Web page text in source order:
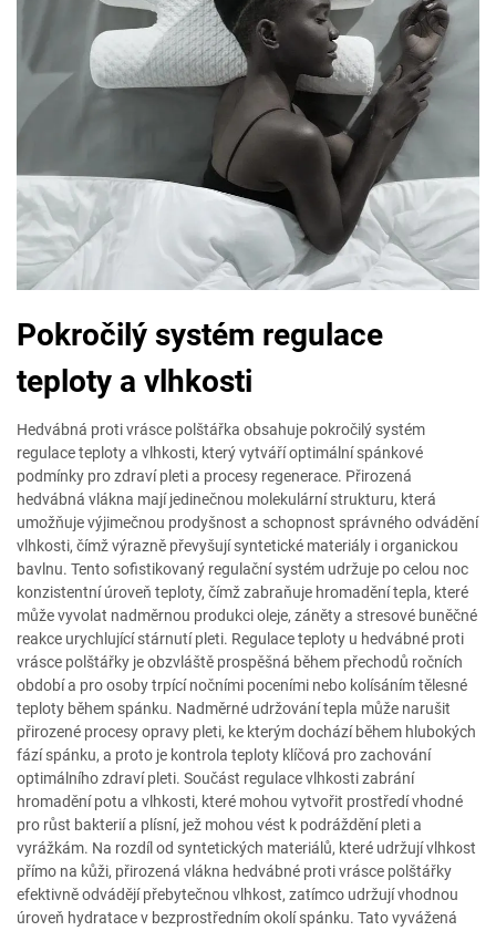
Pokročilý systém regulace
teploty a vlhkosti
Hedvábná proti vrásce polštářka obsahuje pokročilý systém
regulace teploty a vlhkosti, který vytváří optimální spánkové
podmínky pro zdraví pleti a procesy regenerace. Přirozená
hedvábná vlákna mají jedinečnou molekulární strukturu, která
umožňuje výjimečnou prodyšnost a schopnost správného odvádění
vlhkosti, čímž výrazně převyšují syntetické materiály i organickou
bavlnu. Tento sofistikovaný regulační systém udržuje po celou noc
konzistentní úroveň teploty, čímž zabraňuje hromadění tepla, které
může vyvolat nadměrnou produkci oleje, záněty a stresové buněčné
reakce urychlující stárnutí pleti. Regulace teploty u hedvábné proti
vrásce polštářky je obzvláště prospěšná během přechodů ročních
období a pro osoby trpící nočními poceními nebo kolísáním tělesné
teploty během spánku. Nadměrné udržování tepla může narušit
přirozené procesy opravy pleti, ke kterým dochází během hlubokých
fází spánku, a proto je kontrola teploty klíčová pro zachování
optimálního zdraví pleti. Součást regulace vlhkosti zabrání
hromadění potu a vlhkosti, které mohou vytvořit prostředí vhodné
pro růst bakterií a plísní, jež mohou vést k podráždění pleti a
vyrážkám. Na rozdíl od syntetických materiálů, které udržují vlhkost
přímo na kůži, přirozená vlákna hedvábné proti vrásce polštářky
efektivně odvádějí přebytečnou vlhkost, zatímco udržují vhodnou
úroveň hydratace v bezprostředním okolí spánku. Tato vyvážená